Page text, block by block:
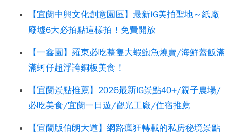
【宜蘭中興文化創意園區】最新IG美拍聖地～紙廠
廢墟6大必拍點這樣拍！免費開放
【一鑫園】羅東必吃整隻大蝦鮑魚燒賣/海鮮蓋飯滿
滿蚵仔超浮誇銅板美食！
【宜蘭景點推薦】2026最新IG景點40+/親子農場/
必吃美食/宜蘭一日遊/觀光工廠/住宿推薦
【宜蘭版伯朗大道】網路瘋狂轉載的私房秘境景點